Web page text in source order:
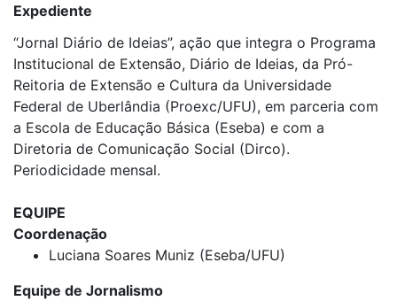
Expediente
“Jornal Diário de Ideias”, ação que integra o Programa
Institucional de Extensão, Diário de Ideias, da Pró-
Reitoria de Extensão e Cultura da Universidade
Federal de Uberlândia (Proexc/UFU), em parceria com
a Escola de Educação Básica (Eseba) e com a
Diretoria de Comunicação Social (Dirco).
Periodicidade mensal.
EQUIPE
Coordenação
Luciana Soares Muniz (Eseba/UFU)
Equipe de Jornalismo